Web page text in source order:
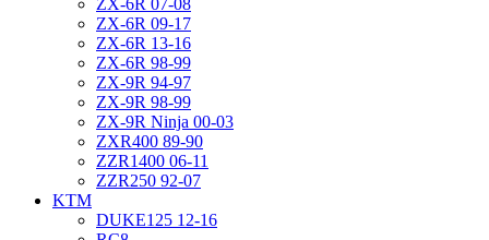
ZX-6R 07-08
ZX-6R 09-17
ZX-6R 13-16
ZX-6R 98-99
ZX-9R 94-97
ZX-9R 98-99
ZX-9R Ninja 00-03
ZXR400 89-90
ZZR1400 06-11
ZZR250 92-07
KTM
DUKE125 12-16